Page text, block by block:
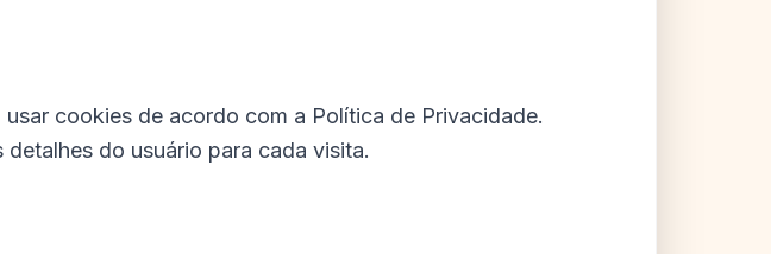
cookies de acordo com a Política de Privacidade.
do usuário para cada visita.